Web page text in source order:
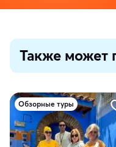
Также может
Обзорные туры